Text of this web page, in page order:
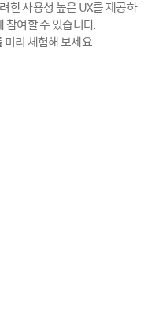
한 사용성 높은 UX를 제공하
참여할 수 있습니다.
리 체험해 보세요.